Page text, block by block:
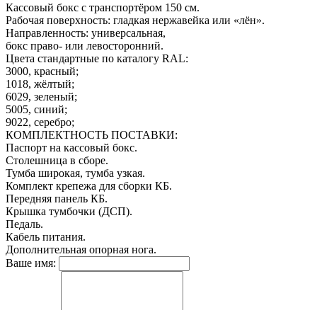
Кассовый бокс с транспортёром 150 см.
Рабочая поверхность: гладкая нержавейка или «лён».
Направленность: универсальная,
бокс право- или левосторонний.
Цвета стандартные по каталогу RAL:
3000, красный;
1018, жёлтый;
6029, зеленый;
5005, синий;
9022, серебро;
КОМПЛЕКТНОСТЬ ПОСТАВКИ:
Паспорт на кассовый бокс.
Столешница в сборе.
Тумба широкая, тумба узкая.
Комплект крепежа для сборки КБ.
Передняя панель КБ.
Крышка тумбочки (ДСП).
Педаль.
Кабель питания.
Дополнительная опорная нога.
Ваше имя: